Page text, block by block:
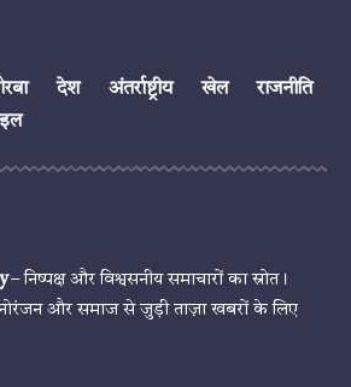
देश अंतर्राष्ट्रीय खेल
राजनीति
– निष्पक्ष और विश्वसनीय समाचारों का स्रोत।
और समाज से जुड़ी ताज़ा खबरों के लिए